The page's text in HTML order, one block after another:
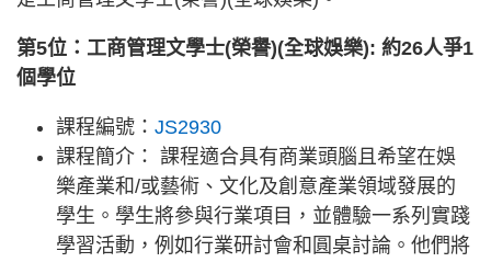
第5位：工商管理文學士(榮譽)(全球娛樂): 約26人爭1
個學位
課程編號： JS2930
課程簡介： 課程適合具有商業頭腦且希望在娛
樂產業和/或藝術、文化及創意產業領域發展的
學生。學生將參與行業項目，並體驗一系列實踐
學習活動，例如行業研討會和圓桌討論。他們將